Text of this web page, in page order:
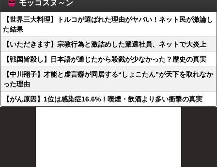
モッコスヌ～ン
【世界三大料理】トルコが選ばれた理由がヤバい！ネット民が激論し
た結果
【いただきます】宗教行為と激詰めした派遣社員、ネットで大炎上
【戦国皆殺し】日本語が通じたから殺戮が少なかった？歴史の真実
【中川翔子】才能と虚言癖が同居する“しょこたん”が天下を取れなか
った理由
【がん原因】1位は感染症16.6%！喫煙・飲酒より多い衝撃の真実